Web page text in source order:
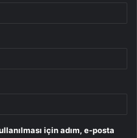
için adım, e-posta